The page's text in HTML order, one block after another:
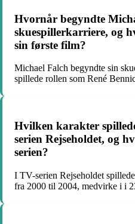
Hvornår begyndte
skuespillerkarriere, og
sin første film?
Michael Falch begyndte sin
spillede rollen som René
Hvilken karakter
serien Rejseholdet, og
serien?
I TV-serien Rejseholdet
fra 2000 til 2004, medvirke i i